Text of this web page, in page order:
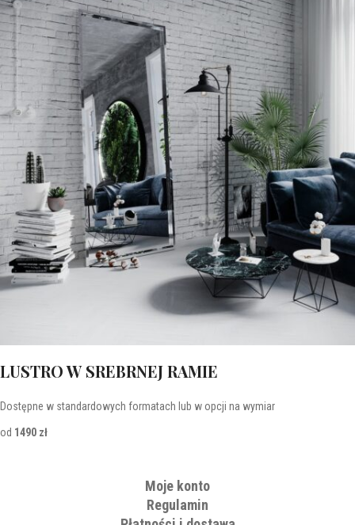
LUSTRO W SREBRNEJ RAMIE
Dostępne w standardowych formatach lub w opcji na wymiar
od 1490 zł
Moje konto
Regulamin